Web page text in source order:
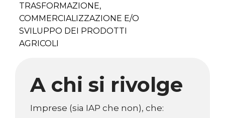
TRASFORMAZIONE,
COMMERCIALIZZAZIONE E/O
SVILUPPO DEI PRODOTTI
AGRICOLI
A chi si rivolge
Imprese (sia IAP che non), che: